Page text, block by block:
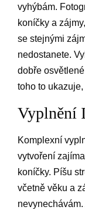
vyhýbám.
koníčky a
se stejnými
nedostanete.
dobře
toho to
Vyplnění
Komplexní
vytvoření
koníčky. Píšu
včetně věku a